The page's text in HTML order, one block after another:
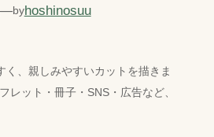
byhoshinosuu
く、親しみやすいカットを描きま
レット・冊子・SNS・広告など、